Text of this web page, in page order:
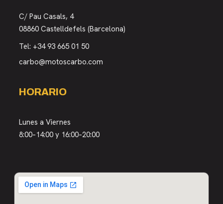
C/ Pau Casals, 4
08860 Castelldefels (Barcelona)
Tel: +34 93 665 01 50
carbo@motoscarbo.com
HORARIO
Lunes a Viernes
8:00–14:00 y 16:00–20:00